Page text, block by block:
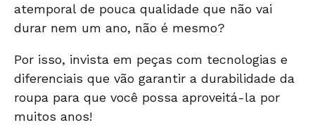
atemporal de pouca qualidade que não vai
durar nem um ano, não é mesmo?
Por isso, invista em peças com tecnologias e
diferenciais que vão garantir a durabilidade da
roupa para que você possa aproveitá-la por
muitos anos!